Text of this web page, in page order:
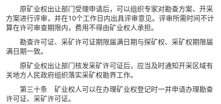
原矿业权出让部门受理申请后，可以组织专家对勘查方案、开采
方案进行评审，并在10个工作日内出具评审意见。评审所需时间不计
算在许可审查期限内，费用不得由矿业权人承担。
勘查许可证、采矿许可证期限届满日期与探矿权、采矿权期限届
满日期一致。
原矿业权出让部门核发采矿许可证后，应当及时通知开采区域有
关地方人民政府组织落实采矿权勘界工作。
第三十条 矿业权人可以在办理矿业权登记时一并申请办理勘查
许可证、采矿许可证。